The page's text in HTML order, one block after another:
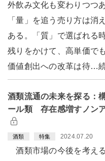
外飲み文化も変わりつつ
「量」を追う売り方は消
ある。「質」で選ばれる
残りをかけて、高単価で
価値創出への改革は待…
酒類流通の未来を探る：
ール類 存在感増すノン
酒類 特集 2024.07.20
酒類市場の今後を考え